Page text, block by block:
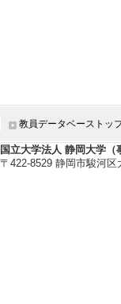
教員データベーストッ
国立大学法人 静岡大学（
〒422-8529 静岡市駿河区